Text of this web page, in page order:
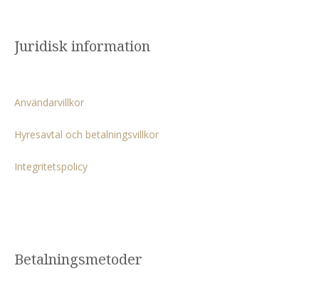
Juridisk information
Användarvillkor
Hyresavtal och betalningsvillkor
Integritetspolicy
Betalningsmetoder